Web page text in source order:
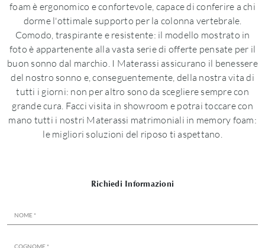
foam è ergonomico e confortevole, capace di conferire a chi
dorme l'ottimale supporto per la colonna vertebrale.
Comodo, traspirante e resistente: il modello mostrato in
foto è appartenente alla vasta serie di offerte pensate per il
buon sonno dal marchio. I Materassi assicurano il benessere
del nostro sonno e, conseguentemente, della nostra vita di
tutti i giorni: non per altro sono da scegliere sempre con
grande cura. Facci visita in showroom e potrai toccare con
mano tutti i nostri Materassi matrimoniali in memory foam:
le migliori soluzioni del riposo ti aspettano.
Richiedi Informazioni